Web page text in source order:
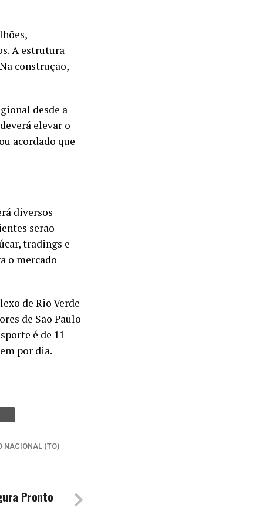
A estrutura
construção,
desde a
elevar o
acordado que
diversos
serão
tradings e
o mercado
de Rio Verde
de São Paulo
é de 11
por dia.
NACIONAL (TO)
Pronto